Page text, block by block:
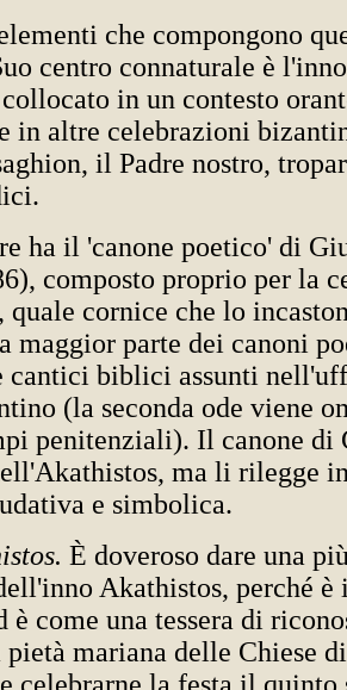
che compongono
centro connaturale è
in un contesto
in altre celebrazioni
il Padre nostro,
ha il 'canone poetico' di
composto proprio per la
cornice che lo
maggior parte dei canoni
cantici biblici assunti
(la seconda ode viene
penitenziali). Il canone di
ma li rilegge
e simbolica.
È doveroso dare una
Akathistos, perché
è come una tessera di
mariana delle Chiese